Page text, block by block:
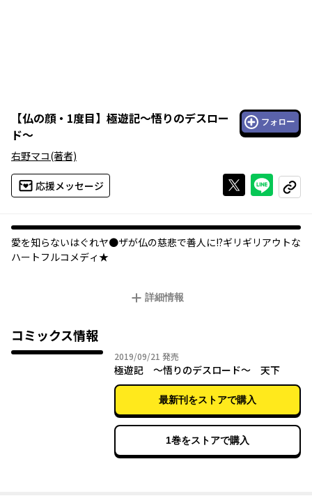
【仏の顔・1度目】 極遊記～悟りのデスロー
ド～
フォロー
右野マコ(著者)
応援メッセージ Xで投稿する
ライン
コピー
愛を知らないはぐれヤ●ザが仏の慈悲で善人に!?ギリギリアウトな
ハートフルコメディ★
詳細情報
コミックス情報
2019/09/21 2019年09月21日
発売
極遊記 ～悟りのデスロード～ 天下
最新刊をストアで購入
1巻をストアで購入